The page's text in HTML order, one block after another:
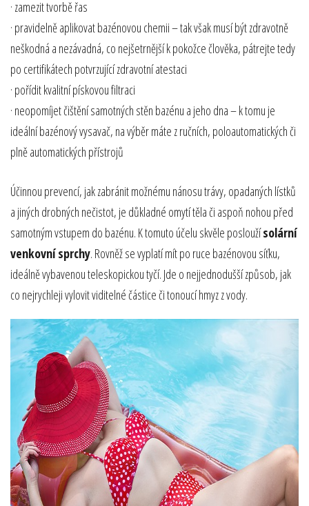
· zamezit tvorbě řas
· pravidelně aplikovat bazénovou chemii – tak však musí být zdravotně
neškodná a nezávadná, co nejšetrnější k pokožce člověka, pátrejte tedy
po certifikátech potvrzující zdravotní atestaci
· pořídit kvalitní pískovou filtraci
· neopomíjet čištění samotných stěn bazénu a jeho dna ­– k tomu je
ideální bazénový vysavač, na výběr máte z ručních, poloautomatických či
plně automatických přístrojů
Účinnou prevencí, jak zabránit možnému nánosu trávy, opadaných lístků
a jiných drobných nečistot, je důkladné omytí těla či aspoň nohou před
samotným vstupem do bazénu. K tomuto účelu skvěle posloužísolární
venkovní sprchy. Rovněž se vyplatí mít po ruce bazénovou síťku,
ideálně vybavenou teleskopickou tyčí. Jde o nejjednodušší způsob, jak
co nejrychleji vylovit viditelné částice či tonoucí hmyz z vody.